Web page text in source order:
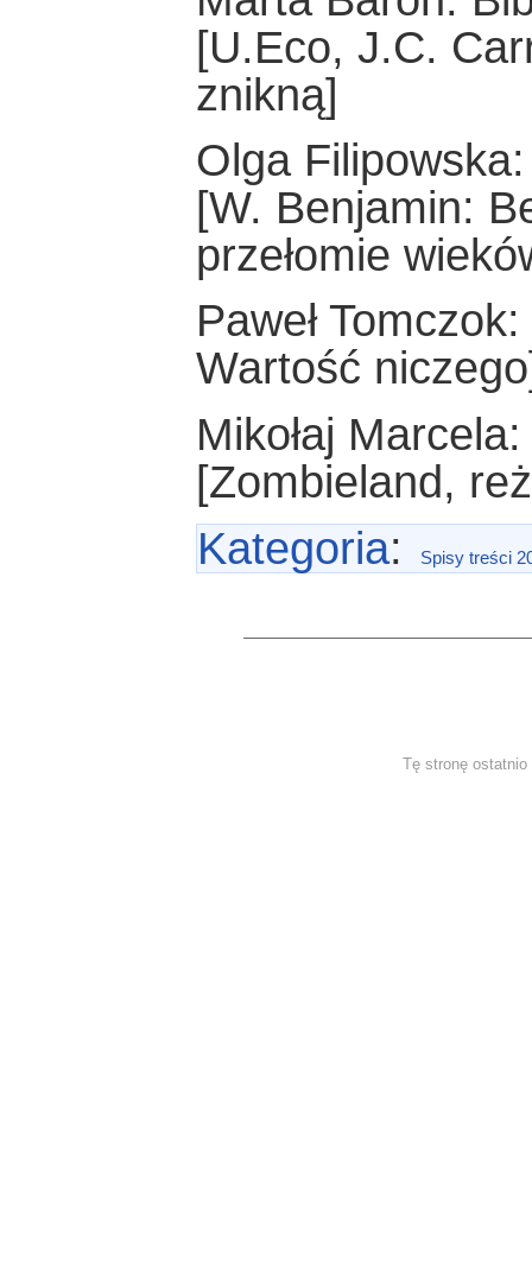
[U.Eco, J.C.
znikną]
Olga
[W. Benjamin:
przełomie
Paweł
Wartość
Mikołaj
[Zombieland,
Kategoria: Spisy treści
Tę stronę